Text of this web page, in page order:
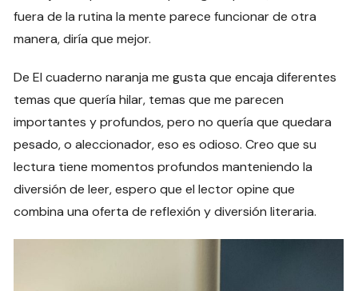
fuera de la rutina la mente parece funcionar de otra
manera, diría que mejor.
De El cuaderno naranja me gusta que encaja diferentes
temas que quería hilar, temas que me parecen
importantes y profundos, pero no quería que quedara
pesado, o aleccionador, eso es odioso. Creo que su
lectura tiene momentos profundos manteniendo la
diversión de leer, espero que el lector opine que
combina una oferta de reflexión y diversión literaria.